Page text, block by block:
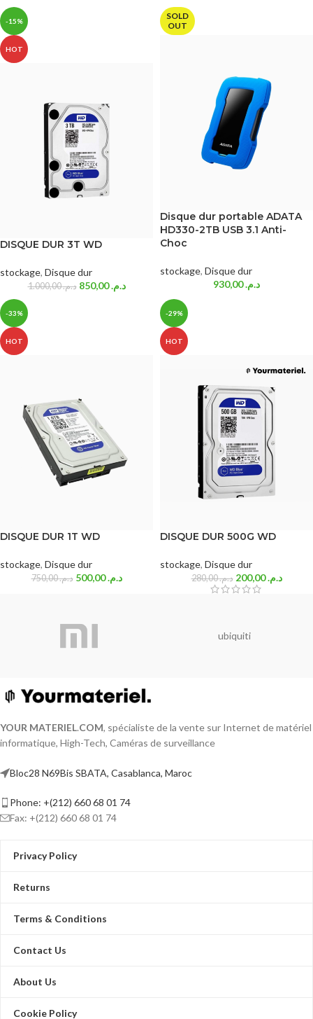
-15%
HOT
DISQUE DUR 3T WD
stockage, Disque dur
د.م.1.000,00 د.م.850,00
SOLD
OUT
Disque dur portable ADATA
HD330-2TB USB 3.1 Anti-
Choc
stockage, Disque dur
د.م.930,00
-33%
HOT
DISQUE DUR 1T WD
stockage, Disque dur
د.م.750,00 د.م.500,00
-29%
HOT
DISQUE DUR 500G WD
stockage, Disque dur
د.م.280,00 د.م.200,00
ubiquiti
YOUR MATERIEL.COM, spécialiste de la vente sur Internet de matériel
informatique, High-Tech, Caméras de surveillance
Bloc28 N69Bis SBATA, Casablanca, Maroc
Phone: +(212) 660 68 01 74
Fax: +(212) 660 68 01 74
Privacy Policy
Returns
Terms & Conditions
Contact Us
About Us
Cookie Policy